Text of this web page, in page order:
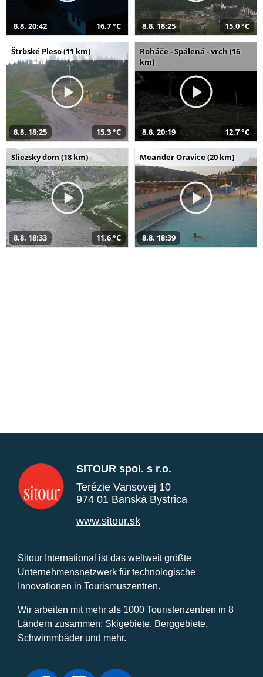
8.8. 20:42 16,7 °C 8.8. 18:25 15,0 °C
Štrbské Pleso (11 km)
8.8. 18:25 15,3 °C
Roháče - Spálená - vrch (16
km)
8.8. 20:19 12,7 °C
Sliezsky dom (18 km)
8.8. 18:33 11,6 °C
Meander Oravice (20 km)
8.8. 18:39
SITOUR spol. s r.o.
Terézie Vansovej 10
974 01 Banská Bystrica
www.sitour.sk
Sitour International ist das weltweit größte
Unternehmensnetzwerk für technologische
Innovationen in Tourismuszentren.
Wir arbeiten mit mehr als 1000 Touristenzentren in 8
Ländern zusammen: Skigebiete, Berggebiete,
Schwimmbäder und mehr.